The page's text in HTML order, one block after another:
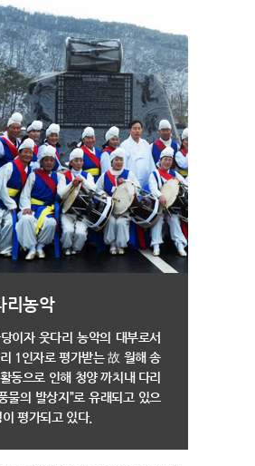
래
남
을
추
억
리농악
이자 웃다리 농악의 대부로서
1인자로 평가받는 故 월해 송
동으로 인해 청양 까치내 다리
물의 발상지”로 유래되고 있으
평가되고 있다.